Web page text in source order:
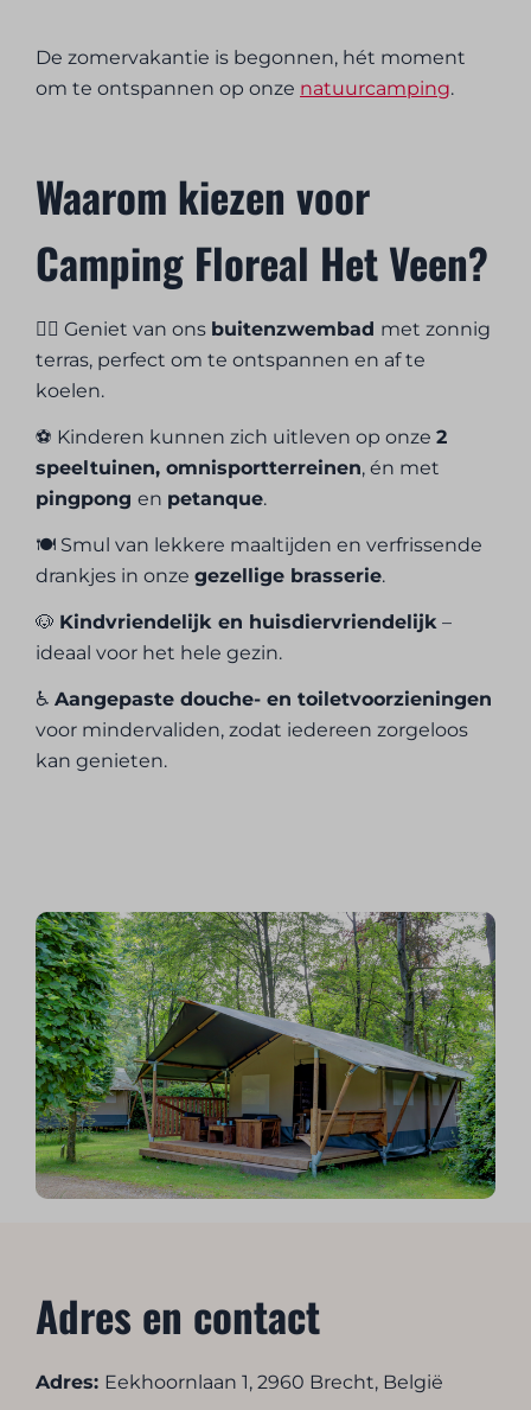
De zomervakantie is begonnen, hét moment
om te ontspannen op onze natuurcamping.
Waarom kiezen voor
Camping Floreal Het Veen?
🏊‍♂️ Geniet van ons buitenzwembad met zonnig
terras, perfect om te ontspannen en af te
koelen.
⚽ Kinderen kunnen zich uitleven op onze2
speeltuinen, omnisportterreinen, én met
pingpongen petanque.
🍽 Smul van lekkere maaltijden en verfrissende
drankjes in onzegezellige brasserie.
🐶 Kindvriendelijk en huisdiervriendelijk –
ideaal voor het hele gezin.
♿Aangepaste douche- en toiletvoorzieningen
voor mindervaliden, zodat iedereen zorgeloos
kan genieten.
Adres en contact
Adres: Eekhoornlaan 1, 2960 Brecht, België